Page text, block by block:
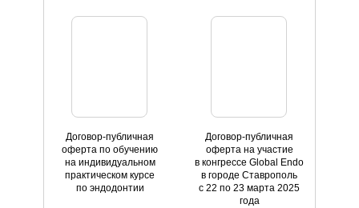
Договор-публичная
оферта по обучению
на индивидуальном
практическом курсе
по эндодонтии
Договор-публичная
оферта на участие
в конгрессе Global Endo
в городе Ставрополь
с 22 по 23 марта 2025
года